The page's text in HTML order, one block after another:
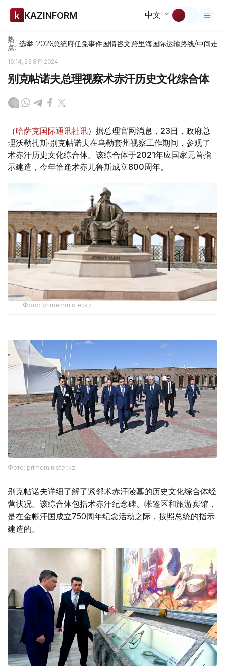
KAZINFORM 中文
热
点: 选举-2026总统府任免事件国情咨文跨里海国际运输路线/中间走廊
16:14, 23 8月 2024
别克帖诺夫总理视察术赤汗历史文化综合体
（哈萨克国际通讯社讯）据总理官网消息，23日，政府总
理沃勒扎斯·别克帖诺夫在乌勒套州视察工作期间，参观了
术赤汗历史文化综合体。该综合体于2021年应国家元首指
示建造，今年恰逢术赤兀鲁斯成立800周年。
Фото: primeminister.kz
Фото: primeminister.kz
别克帖诺夫详细了解了紧邻术赤汗陵墓的历史文化综合体经
营状况。该综合体包括术赤汗纪念碑、帐篷区和旅游宾馆，
是在金帐汗国成立750周年纪念活动之际，按照总统的指示
建造的。